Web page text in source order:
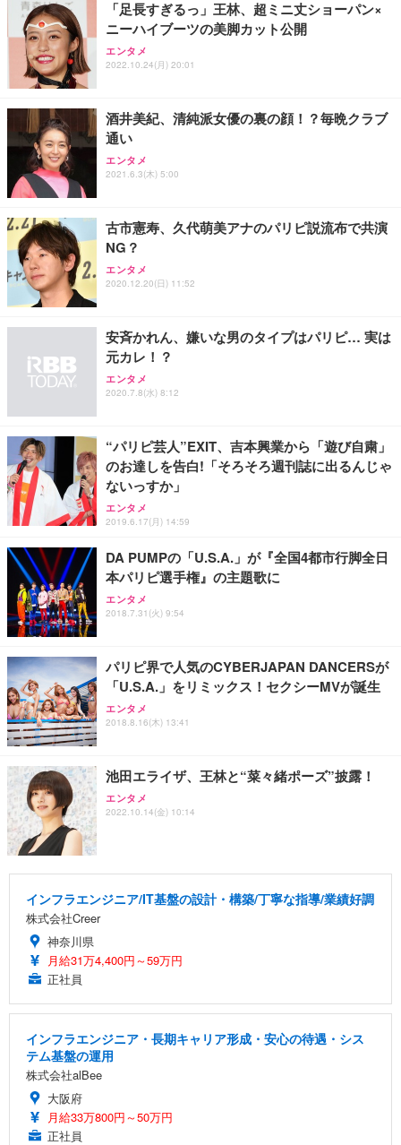
「足長すぎるっ」王林、超ミニ丈ショーパン×
ニーハイブーツの美脚カット公開
エンタメ
2022.10.24(月) 20:01
酒井美紀、清純派女優の裏の顔！？毎晩クラブ
通い
エンタメ
2021.6.3(木) 5:00
古市憲寿、久代萌美アナのパリピ説流布で共演
NG？
エンタメ
2020.12.20(日) 11:52
安斉かれん、嫌いな男のタイプはパリピ… 実は
元カレ！？
エンタメ
2020.7.8(水) 8:12
“パリピ芸人”EXIT、吉本興業から「遊び自粛」
のお達しを告白!「そろそろ週刊誌に出るんじゃ
ないっすか」
エンタメ
2019.6.17(月) 14:59
DA PUMPの「U.S.A.」が『全国4都市行脚全日
本パリピ選手権』の主題歌に
エンタメ
2018.7.31(火) 9:54
パリピ界で人気のCYBERJAPAN DANCERSが
「U.S.A.」をリミックス！セクシーMVが誕生
エンタメ
2018.8.16(木) 13:41
池田エライザ、王林と“菜々緒ポーズ”披露！
エンタメ
2022.10.14(金) 10:14
インフラエンジニア/IT基盤の設計・構築/丁寧な指導/業績好調
株式会社Creer
神奈川県
月給31万4,400円～59万円
正社員
インフラエンジニア・長期キャリア形成・安心の待遇・シス
テム基盤の運用
株式会社alBee
大阪府
月給33万800円～50万円
正社員